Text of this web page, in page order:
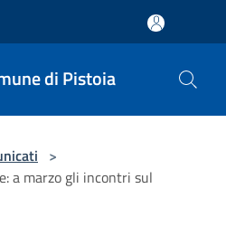
di Pistoia
>
a marzo gli incontri sul